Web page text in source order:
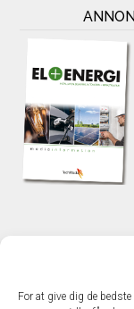
For at give dig de